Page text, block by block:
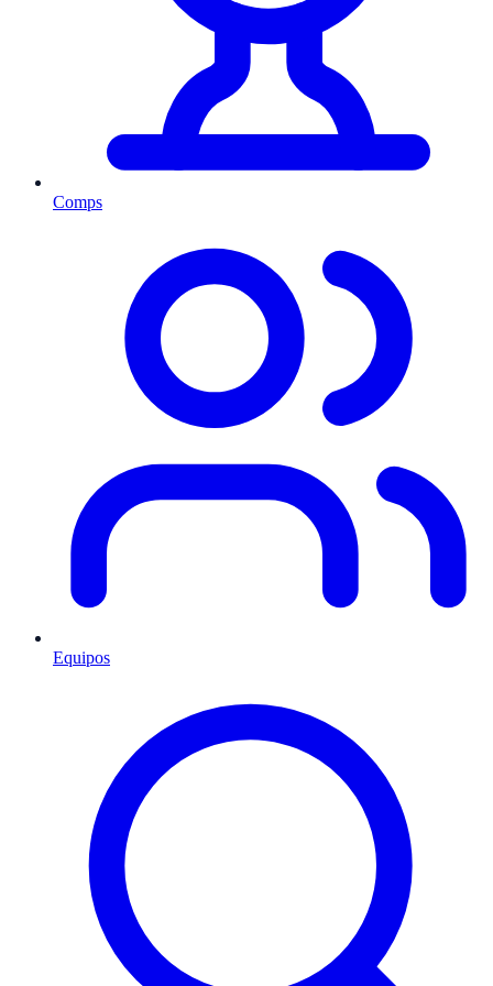
Comps
Equipos